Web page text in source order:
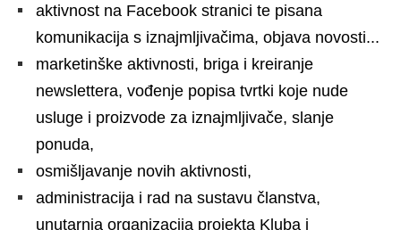
aktivnost na Facebook stranici te pisana
komunikacija s iznajmljivačima, objava novosti...
marketinške aktivnosti, briga i kreiranje
newslettera, vođenje popisa tvrtki koje nude
usluge i proizvode za iznajmljivače, slanje
ponuda,
osmišljavanje novih aktivnosti,
administracija i rad na sustavu članstva,
unutarnja organizacija projekta Kluba i